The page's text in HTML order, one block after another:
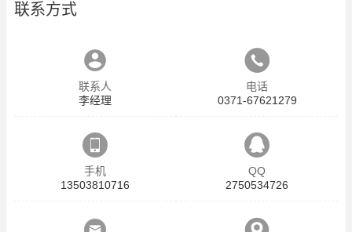
联系方式
联系人
李经理
电话
0371-67621279
手机
13503810716
QQ
2750534726